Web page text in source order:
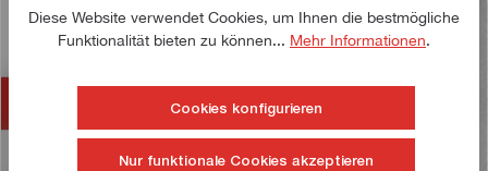
oberflächenvergüteten Drehmeißel. Die Nickelschicht
bietet einen hervorragend…Mehr
Bewertungen
Diese Website verwendet Cookies, um Ihnen die bestmögliche
Funktionalität bieten zu können... Mehr Informationen.
Cookies konfigurieren
Nur funktionale Cookies akzeptieren